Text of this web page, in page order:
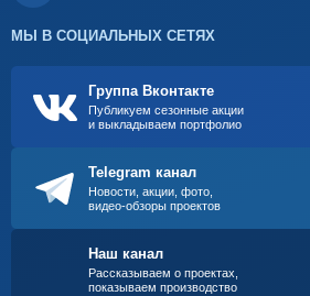
МЫ В СОЦИАЛЬНЫХ СЕТЯХ
Группа Вконтакте
Публикуем сезонные акции
и выкладываем портфолио
Telegram канал
Новости, акции, фото,
видео-обзоры проектов
Наш канал
Рассказываем о проектах,
показываем производство